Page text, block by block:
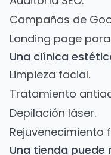
Campañas de
Landing page
Una clínica
Limpieza facial.
Tratamiento
Depilación láser.
Rejuvenecimiento
Una tienda